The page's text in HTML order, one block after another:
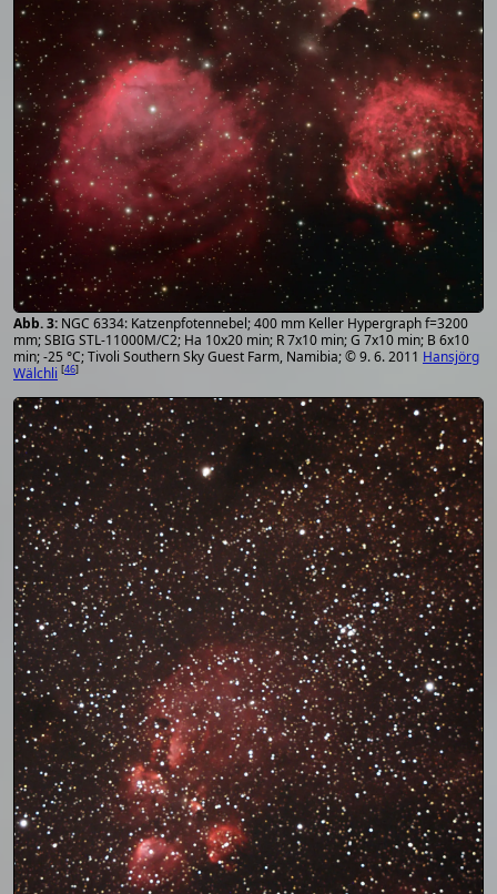
NGC 6334: Katzenpfotennebel; 400 mm Keller Hypergraph f=3200
mm; SBIG STL-11000M/C2; Ha 10x20 min; R 7x10 min; G 7x10 min; B 6x10
min; -25 °C; Tivoli Southern Sky Guest Farm, Namibia; © 9. 6. 2011 Hansjörg
Wälchli [46]